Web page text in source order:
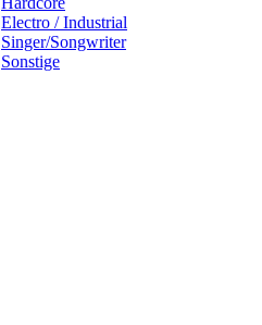
Electro / Industrial
Singer/Songwriter
Sonstige